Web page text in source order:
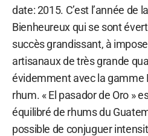
date: 2015. C’est l’année de
Bienheureux qui se sont
succès grandissant, à
artisanaux de très grande
évidemment avec la gamme
rhum. « El pasador de Oro »
équilibré de rhums du
possible de conjuguer